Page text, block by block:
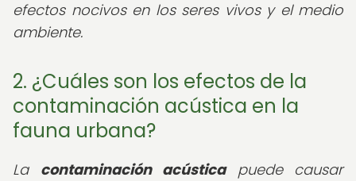
efectos nocivos en los seres vivos y el medio
ambiente.
2. ¿Cuáles son los efectos de la
contaminación acústica en la
fauna urbana?
La contaminación acústicapuede causar